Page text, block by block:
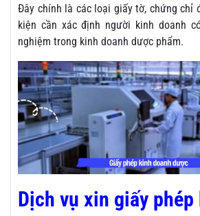
Đây chính là các loại giấy tờ, chứng chỉ
kiện cần xác định người kinh doanh
nghiệm trong kinh doanh dược phẩm.
Dịch vụ xin giấy